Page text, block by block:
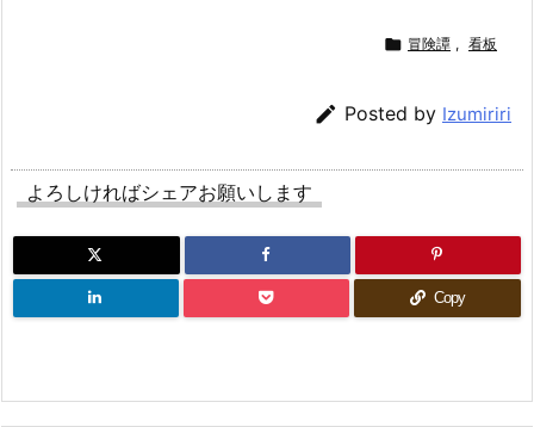
 冒険譚 , 看板
 Posted by Izumiriri
よろしければシェアお願いします
Copy